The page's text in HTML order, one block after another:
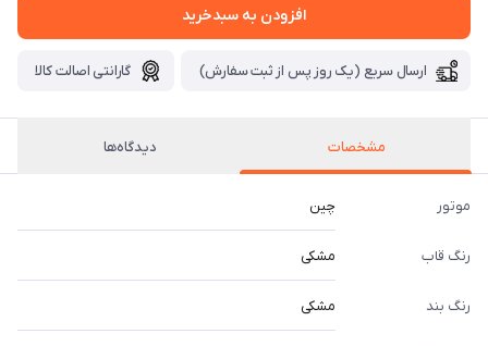
افزودن به سبدخرید
ارسال سریع (یک روز پس از ثبت سفارش) گارانتی اصالت کالا
مشخصات دیدگاه‌ها
موتور چین
رنگ قاب مشکی
رنگ بند مشکی